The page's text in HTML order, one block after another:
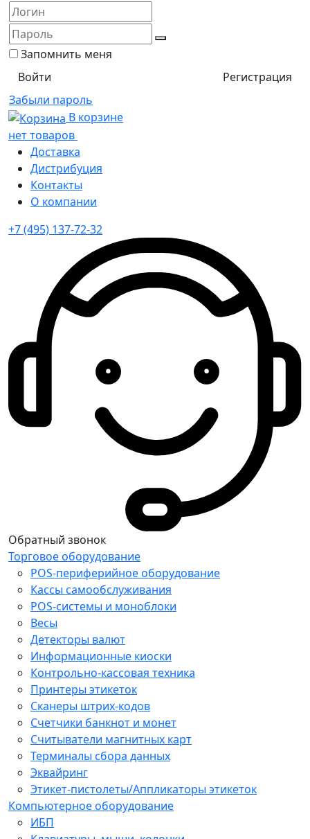
Запомнить меня
Регистрация
Забыли пароль
В корзине
нет товаров
Доставка
Дистрибуция
Контакты
О компании
+7 (495) 137-72-32
Обратный звонок
Торговое оборудование
POS-периферийное оборудование
Кассы самообслуживания
POS-системы и моноблоки
Весы
Детекторы валют
Информационные киоски
Контрольно-кассовая техника
Принтеры этикеток
Сканеры штрих-кодов
Счетчики банкнот и монет
Считыватели магнитных карт
Терминалы сбора данных
Эквайринг
Этикет-пистолеты/Аппликаторы этикеток
Компьютерное оборудование
ИБП